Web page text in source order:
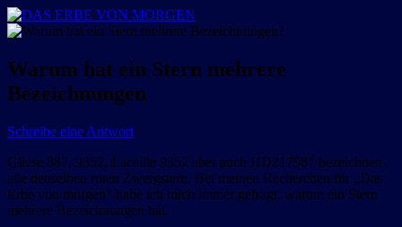
Warum hat ein Stern mehrere
Bezeichnungen
Schreibe eine Antwort
Gliese 887, 9352, Lacaille 9352 aber auch HD217987 bezeichnen
alle denselben roten Zwergstern. Bei meinen Recherchen für „Das
Erbe von morgen“ habe ich mich immer gefragt, warum ein Stern
mehrere Bezeichnungen hat.